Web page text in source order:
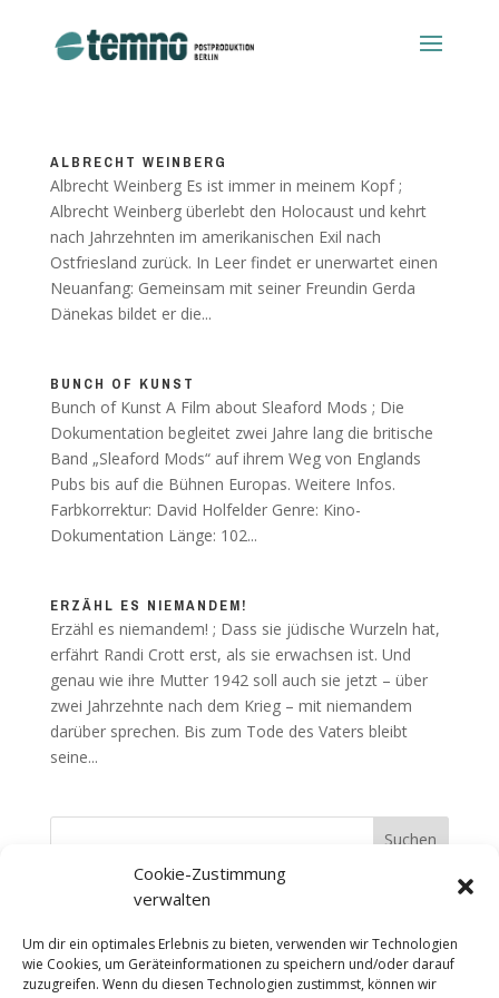
Cookie-Zustimmung
verwalten
Um dir ein optimales Erlebnis zu bieten, verwenden wir Technologien
wie Cookies, um Geräteinformationen zu speichern und/oder darauf
zuzugreifen. Wenn du diesen Technologien zustimmst, können wir
ALBRECHT WEINBERG
Albrecht Weinberg Es ist immer in meinem Kopf ;
Albrecht Weinberg überlebt den Holocaust und kehrt
nach Jahrzehnten im amerikanischen Exil nach
Ostfriesland zurück. In Leer findet er unerwartet einen
Neuanfang: Gemeinsam mit seiner Freundin Gerda
Dänekas bildet er die...
BUNCH OF KUNST
Bunch of Kunst A Film about Sleaford Mods ; Die
Dokumentation begleitet zwei Jahre lang die britische
Band „Sleaford Mods“ auf ihrem Weg von Englands
Pubs bis auf die Bühnen Europas. Weitere Infos.
Farbkorrektur: David Holfelder Genre: Kino-
Dokumentation Länge: 102...
ERZÄHL ES NIEMANDEM!
Erzähl es niemandem! ; Dass sie jüdische Wurzeln hat,
erfährt Randi Crott erst, als sie erwachsen ist. Und
genau wie ihre Mutter 1942 soll auch sie jetzt – über
zwei Jahrzehnte nach dem Krieg – mit niemandem
darüber sprechen. Bis zum Tode des Vaters bleibt
seine...
Temno Postproduktion
David Holfelder &
Jakob Kastner GbR